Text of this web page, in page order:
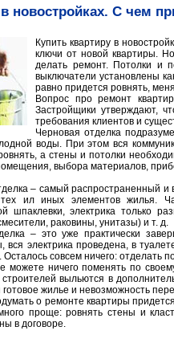
новостройках. С чем
Купить квартиру в
ключи от новой квартиры.
делать ремонт. Потолки и
выключатели установлены
равно придется ровнять,
Вопрос про ремонт
Застройщики утверждают,
требования клиентов и
Черновая отделка
воды. При этом вся
а стены и потолки
выбора материалов,
– самый распространенный
тех ил иных элементов жилья.
шпаклевки, электрика только
раковины, унитазы) и т. д.
– это уже практически
вся электрика проведена, в
Осталось совсем ничего: отделать
можете ничего поменять по
строителей выльются в
готовое жилье и невозможность
о ремонте квартиры
проще: ровнять стены и
в договоре.